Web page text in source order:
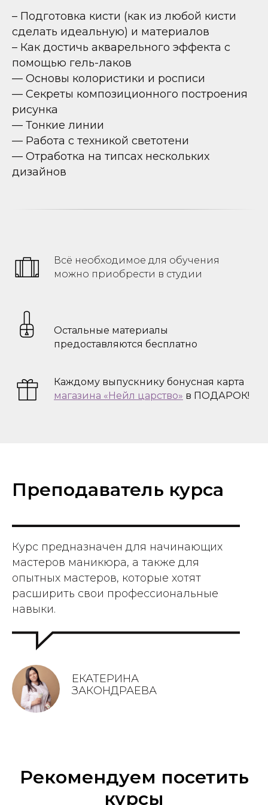
– Подготовка кисти (как из любой кисти
сделать идеальную) и материалов
– Как достичь акварельного эффекта с
помощью гель-лаков
— Основы колористики и росписи
— Секреты композиционного построения
рисунка
— Тонкие линии
— Работа с техникой светотени
— Отработка на типсах нескольких
дизайнов
Всё необходимое для обучения
можно приобрести в студии
Остальные материалы
предоставляются бесплатно
Каждому выпускнику бонусная карта
магазина «Нейл царство» в ПОДАРОК!
Преподаватель курса
Курс предназначен для начинающих
мастеров маникюра, а также для
опытных мастеров, которые хотят
расширить свои профессиональные
навыки.
ЕКАТЕРИНА
ЗАКОНДРАЕВА
Рекомендуем посетить
курсы